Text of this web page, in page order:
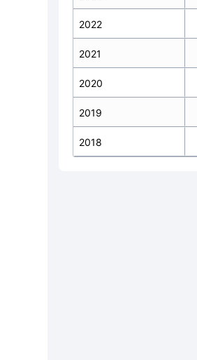
2022
2021
2020
2019
2018